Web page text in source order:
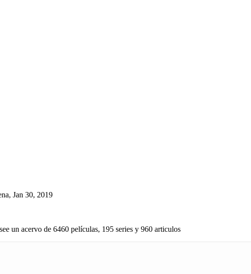
, Jan 30, 2019
un acervo de 6460 películas, 195 series y 960 articulos